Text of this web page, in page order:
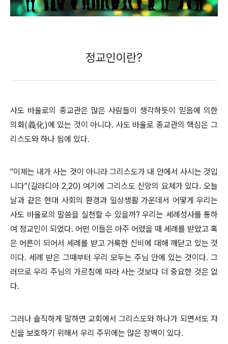
정교인이란?
사도 바울로의 종교관은 많은 사람들이 생각하듯이 믿음에 의한
의화(義化)에 있는 것이 아니다. 사도 바울로 종교관의 핵심은 그
리스도와 하나 됨에 있다.
"이제는 내가 사는 것이 아니라 그리스도가 내 안에서 사시는 것입
니다"(갈라디아 2,20) 여기에 그리스도 신앙의 요체가 있다. 오늘
날과 같은 현대 사회의 환경과 일상생활 가운데서 어떻게 우리는
사도 바울로의 말씀을 실천할 수 있을까? 우리는 세례성사를 통하
여 정교인이 되었다. 어떤 이들은 아주 어렸을 때 세례를 받았고 혹
은 어른이 되어서 세례를 받고 거룩한 신비에 대해 깨닫고 있는 것
이다. 세례 받은 그때부터 우리 모두는 주님 안에 있는 것이다. 그
러므로 우리 주님의 가르침에 따라 사는 것보다 더 중요한 것은 없
다.
그러나 솔직하게 말하면 교회에서 그리스도와 하나가 되면서도 자
신을 보호하기 위해서 우리 주위에는 많은 장벽이 있다.